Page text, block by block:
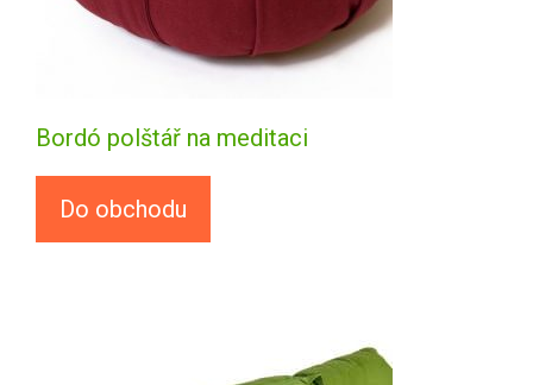
Bordó polštář na meditaci
Do obchodu